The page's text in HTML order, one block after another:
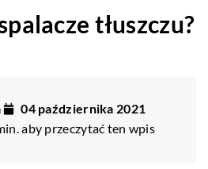
tłuszczu?
04 października 2021
aby przeczytać ten wpis